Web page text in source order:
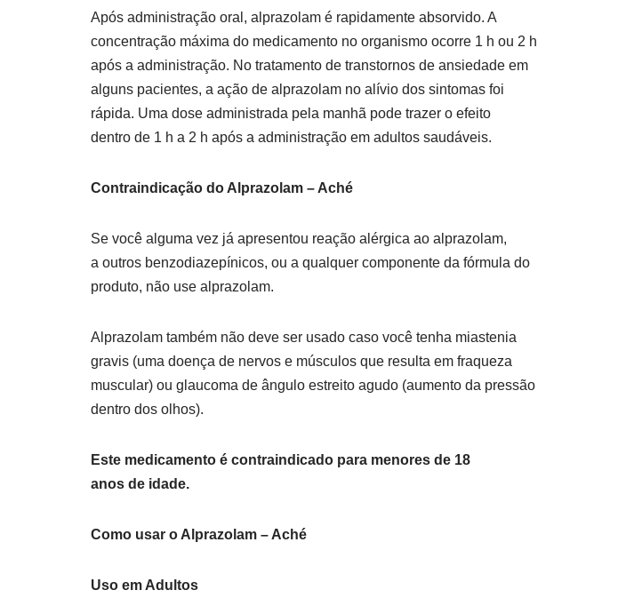
Após administração oral, alprazolam é rapidamente absorvido. A
concentração máxima do medicamento no organismo ocorre 1 h ou 2 h
após a administração. No tratamento de transtornos de ansiedade em
alguns pacientes, a ação de alprazolam no alívio dos sintomas foi
rápida. Uma dose administrada pela manhã pode trazer o efeito
dentro de 1 h a 2 h após a administração em adultos saudáveis.
Contraindicação do Alprazolam – Aché
Se você alguma vez já apresentou reação alérgica ao alprazolam,
a outros benzodiazepínicos, ou a qualquer componente da fórmula do
produto, não use alprazolam.
Alprazolam também não deve ser usado caso você tenha miastenia
gravis (uma doença de nervos e músculos que resulta em fraqueza
muscular) ou glaucoma de ângulo estreito agudo (aumento da pressão
dentro dos olhos).
Este medicamento é contraindicado para menores de 18
anos de idade.
Como usar o Alprazolam – Aché
Uso em Adultos